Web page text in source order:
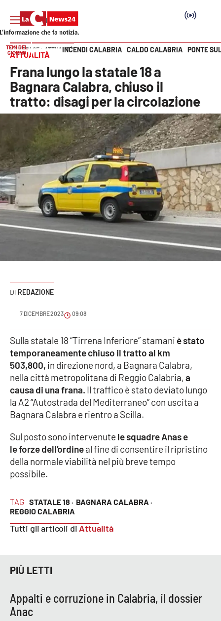
Cronaca
Politica
Attualità
Economia e lavoro
Italia Mondo
Sanità
Meteo
Editoriali
VIDEO
Ambiente
Cronaca
Cultura
Politica
Società
Vai
TEMI DEL
GIORNO
INCENDI CALABRIA CALDO CALABRIA PONTE
HOME PAGE ATTUALITÀ
ATTUALITÀ
Frana lungo la statale 18 a
Bagnara Calabra, chiuso il
tratto: disagi per la circolazione
REDAZIONE
7 DICEMBRE 2023 09:08
TAG STATALE 18 · BAGNARA CALABRA ·
REGGIO CALABRIA
Tutti gli articoli di Attualità
Sulla statale 18 “Tirrena Inferiore” stamani è stato
temporaneamente chiuso il tratto al km
503,800, in direzione nord, a Bagnara Calabra,
nella città metropolitana di Reggio Calabria,a
causa di una frana. Il traffico è stato deviato lungo
la A2 “Autostrada del Mediterraneo” con uscita a
Bagnara Calabra e rientro a Scilla.
Sul posto sono intervenute le squadre Anas e
le forze dell’ordineal fine di consentire il ripristino
della normale viabilità nel più breve tempo
possibile.
PIÙ LETTI
Appalti e corruzione in Calabria, il dossier
Anac